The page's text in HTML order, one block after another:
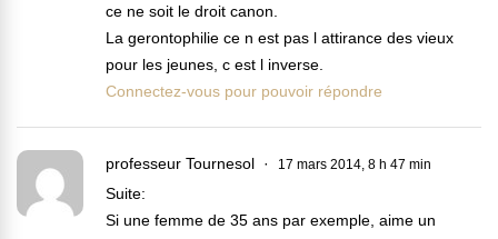
ce ne soit le droit canon.
La gerontophilie ce n est pas l attirance des vieux
pour les jeunes, c est l inverse.
Connectez-vous pour pouvoir répondre
professeur Tournesol 17 mars 2014, 8 h 47 min
Suite:
Si une femme de 35 ans par exemple, aime un